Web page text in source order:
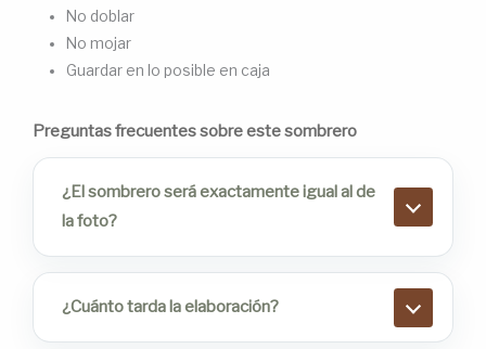
No doblar
No mojar
Guardar en lo posible en caja
Preguntas frecuentes sobre este sombrero
¿El sombrero será exactamente igual al de
la foto?
¿Cuánto tarda la elaboración?